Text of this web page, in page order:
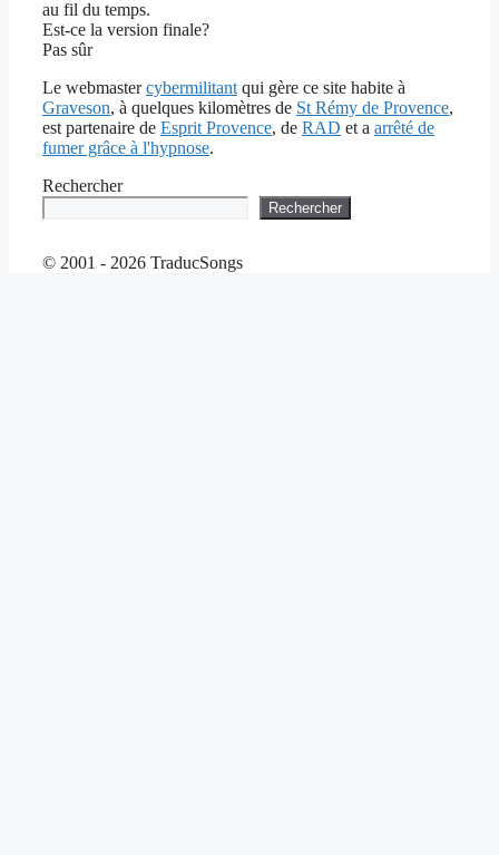
au fil du temps.
Est-ce la version finale?
Pas sûr
Le webmastercybermilitant qui gère ce site habite à
Graveson, à quelques kilomètres de St Rémy de Provence,
est partenaire de Esprit Provence, de RAD et a arrêté de
fumer grâce à l'hypnose.
Rechercher
Rechercher
© 2001 - 2026 TraducSongs